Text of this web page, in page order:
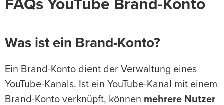
FAQs YouTube Brand-Konto
Was ist ein Brand-Konto?
Ein Brand-Konto dient der Verwaltung eines
YouTube-Kanals. Ist ein YouTube-Kanal mit einem
Brand-Konto verknüpft, können mehrere Nutzer